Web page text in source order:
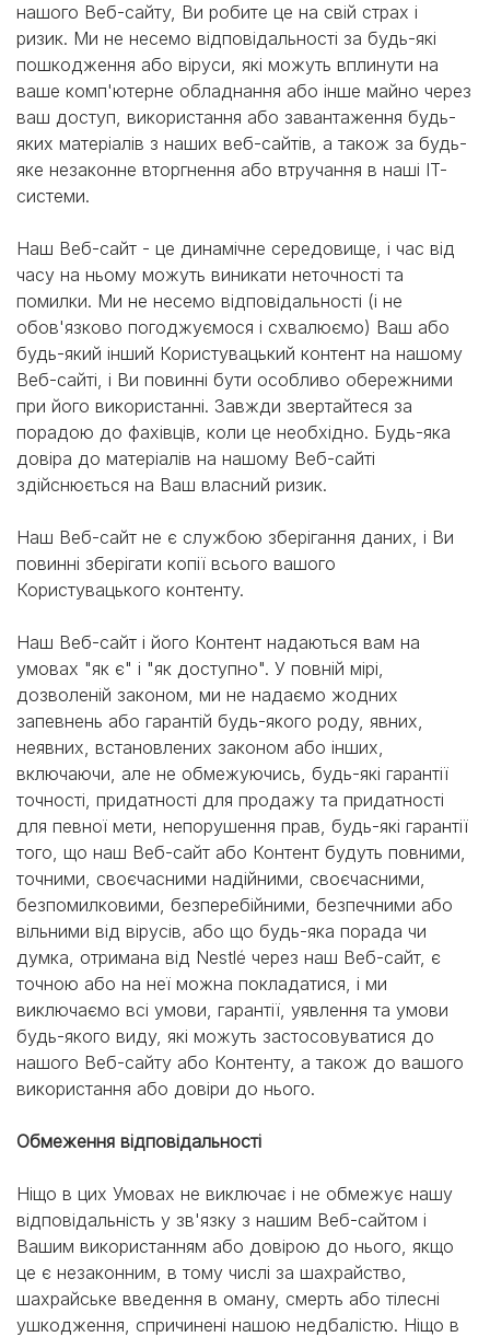
нашого Веб-сайту, Ви робите це на свій страх і
ризик. Ми не несемо відповідальності за будь-які
пошкодження або віруси, які можуть вплинути на
ваше комп'ютерне обладнання або інше майно через
ваш доступ, використання або завантаження будь-
яких матеріалів з наших веб-сайтів, а також за будь-
яке незаконне вторгнення або втручання в наші ІТ-
системи.
Наш Веб-сайт - це динамічне середовище, і час від
часу на ньому можуть виникати неточності та
помилки. Ми не несемо відповідальності (і не
обов'язково погоджуємося і схвалюємо) Ваш або
будь-який інший Користувацький контент на нашому
Веб-сайті, і Ви повинні бути особливо обережними
при його використанні. Завжди звертайтеся за
порадою до фахівців, коли це необхідно. Будь-яка
довіра до матеріалів на нашому Веб-сайті
здійснюється на Ваш власний ризик.
Наш Веб-сайт не є службою зберігання даних, і Ви
повинні зберігати копії всього вашого
Користувацького контенту.
Наш Веб-сайт і його Контент надаються вам на
умовах "як є" і "як доступно". У повній мірі,
дозволеній законом, ми не надаємо жодних
запевнень або гарантій будь-якого роду, явних,
неявних, встановлених законом або інших,
включаючи, але не обмежуючись, будь-які гарантії
точності, придатності для продажу та придатності
для певної мети, непорушення прав, будь-які гарантії
того, що наш Веб-сайт або Контент будуть повними,
точними, своєчасними надійними, своєчасними,
безпомилковими, безперебійними, безпечними або
вільними від вірусів, або що будь-яка порада чи
думка, отримана від Nestlé через наш Веб-сайт, є
точною або на неї можна покладатися, і ми
виключаємо всі умови, гарантії, уявлення та умови
будь-якого виду, які можуть застосовуватися до
нашого Веб-сайту або Контенту, а також до вашого
використання або довіри до нього.
Обмеження відповідальності
Ніщо в цих Умовах не виключає і не обмежує нашу
відповідальність у зв'язку з нашим Веб-сайтом і
Вашим використанням або довірою до нього, якщо
це є незаконним, в тому числі за шахрайство,
шахрайське введення в оману, смерть або тілесні
ушкодження, спричинені нашою недбалістю. Ніщо в